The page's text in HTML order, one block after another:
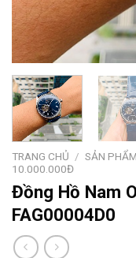
TRANG CHỦ / SẢN PHẨM
10.000.000Đ
Đồng Hồ Nam
FAG00004D0